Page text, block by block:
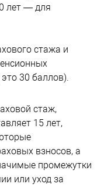
лет — для
стажа и
30 баллов).
стаж,
15 лет,
взносов, а
промежутки
или уход за